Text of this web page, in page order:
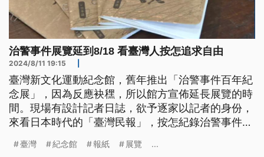
治警事件展覽延到8/18 看臺灣人按怎追求自由
2024/8/11 19:15
臺灣新文化運動紀念館，舊年推出「治警事件百年紀
念展」，因為反應袂䆀，所以館方宣佈延長展覽的時
間。現場有設計記者日誌，欲予逐家以記者的身份，
來看日本時代的「臺灣民報」，按怎紀錄治警事件這
文。）
臺灣 紀念館 報紙 展覽 ...